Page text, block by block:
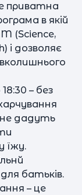
приватна
в якій
(Science,
і дозволяє
– без
дадуть
їжу.
батьків.
– це